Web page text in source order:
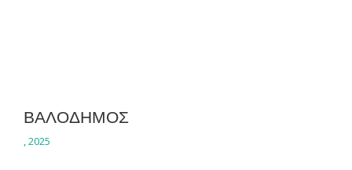
ΒΑΛΟΔΗΜΟΣ
,2025